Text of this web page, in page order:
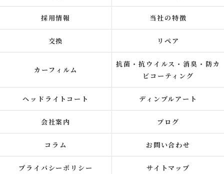
採用情報 当社の特徴
交換 リペア
カーフィルム
抗菌・抗ウイルス・消臭・防カ
ビコーティング
ヘッドライトコート ディンプルアート
会社案内 ブログ
コラム お問い合わせ
プライバシーポリシー サイトマップ